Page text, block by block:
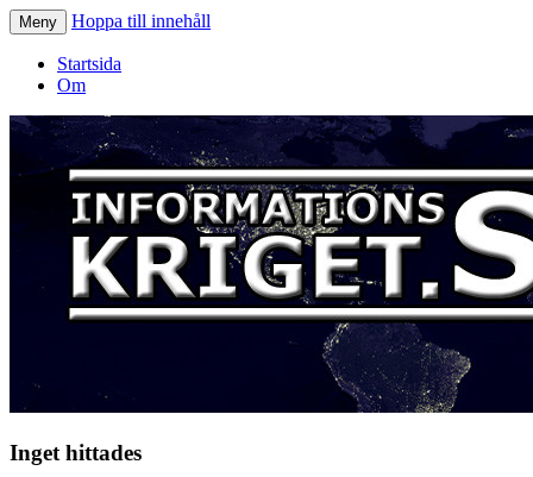
Informationskriget.se
Meny Hoppa till innehåll
Startsida
Om
Inget hittades